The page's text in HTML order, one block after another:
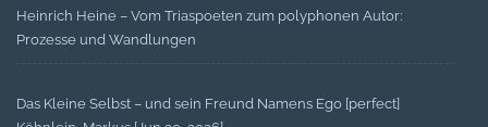
Heinrich Heine – Vom Triaspoeten zum polyphonen Autor:
Prozesse und Wandlungen
Das Kleine Selbst – und sein Freund Namens Ego [perfect]